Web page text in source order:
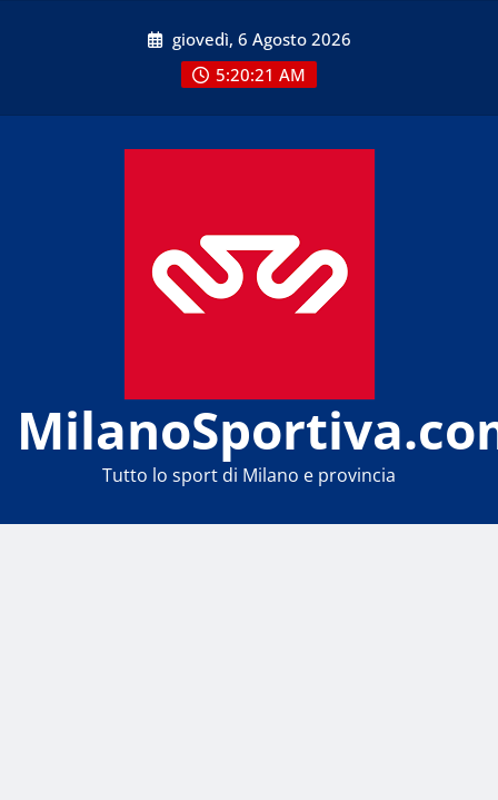
giovedì, 6 Agosto 2026
5:20:21 AM
Tutto lo sport di Milano e provincia